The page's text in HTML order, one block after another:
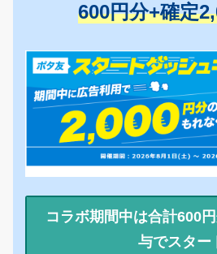
600円分+確定
コラボ期間中は合計600
与でスター